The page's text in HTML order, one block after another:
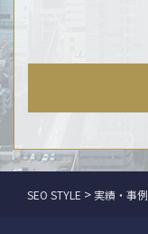
SEO STYLE > 実績・事例